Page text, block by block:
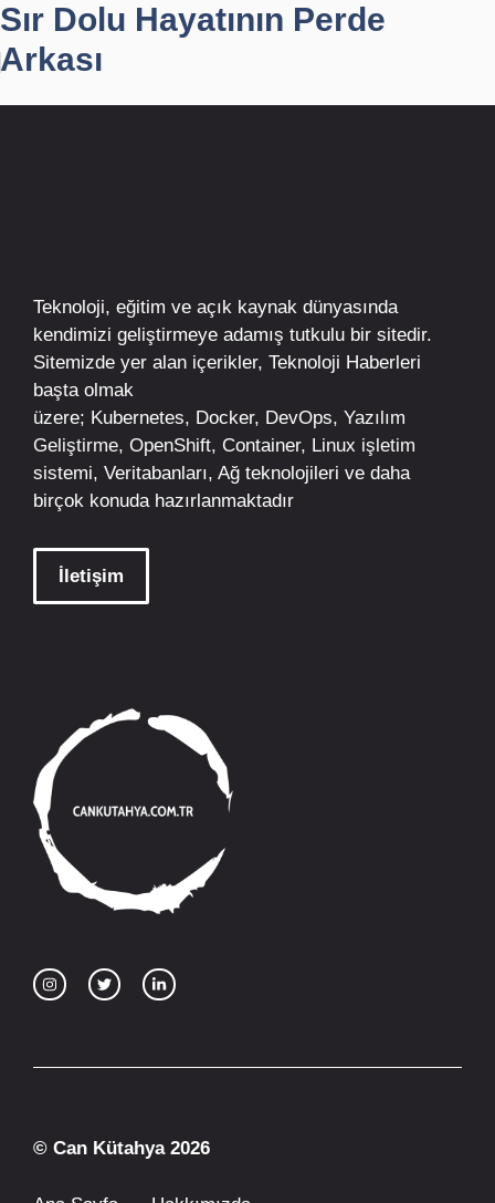
Sır Dolu Hayatının Perde
Arkası
Teknoloji, eğitim ve açık kaynak dünyasında
kendimizi geliştirmeye adamış tutkulu bir sitedir.
Sitemizde yer alan içerikler, Teknoloji Haberleri
başta olmak
üzere; Kubernetes, Docker, DevOps, Yazılım
Geliştirme, OpenShift, Container, Linux işletim
sistemi, Veritabanları, Ağ teknolojileri ve daha
birçok konuda hazırlanmaktadır
İletişim
© Can Kütahya 2026